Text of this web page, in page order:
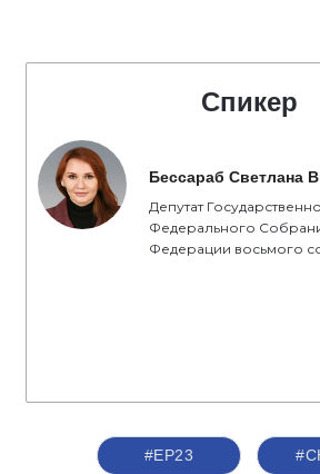
Спикер
Бессараб Светлана
Депутат
Федерального
Федерации восьмого
#ЕР23